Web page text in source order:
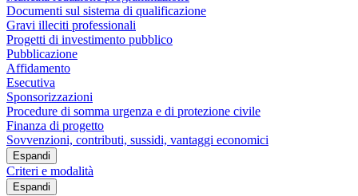
Documenti sul sistema di qualificazione
Gravi illeciti professionali
Progetti di investimento pubblico
Pubblicazione
Affidamento
Esecutiva
Sponsorizzazioni
Procedure di somma urgenza e di protezione civile
Finanza di progetto
Sovvenzioni, contributi, sussidi, vantaggi economici
Espandi
Criteri e modalità
Espandi